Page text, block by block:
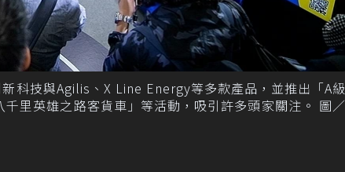
科技與Agilis、X Line Energy等多款產品，並推出「A級
里英雄之路客貨車」等活動，吸引許多頭家關注。 圖／